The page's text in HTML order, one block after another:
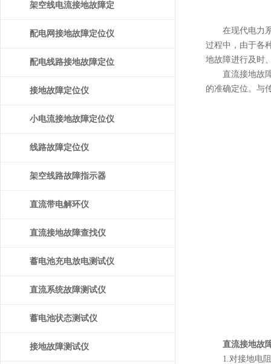
架空线电流接地故障定
位仪
配电网接地故障定位仪
配电线路接地故障定位
仪
接地故障定位仪
小电流接地故障定位仪
线路故障定位仪
架空线路故障指示器
直流带电解环仪
直流接地故障查找仪
蓄电池充电放电测试仪
直流系统故障测试仪
蓄电池状态测试仪
接地故障测试仪
在现代电力系
过程中，由于各
地故障进行及时
直流接地故障
的准确定位。与
直流接地故
1.对接地电阻